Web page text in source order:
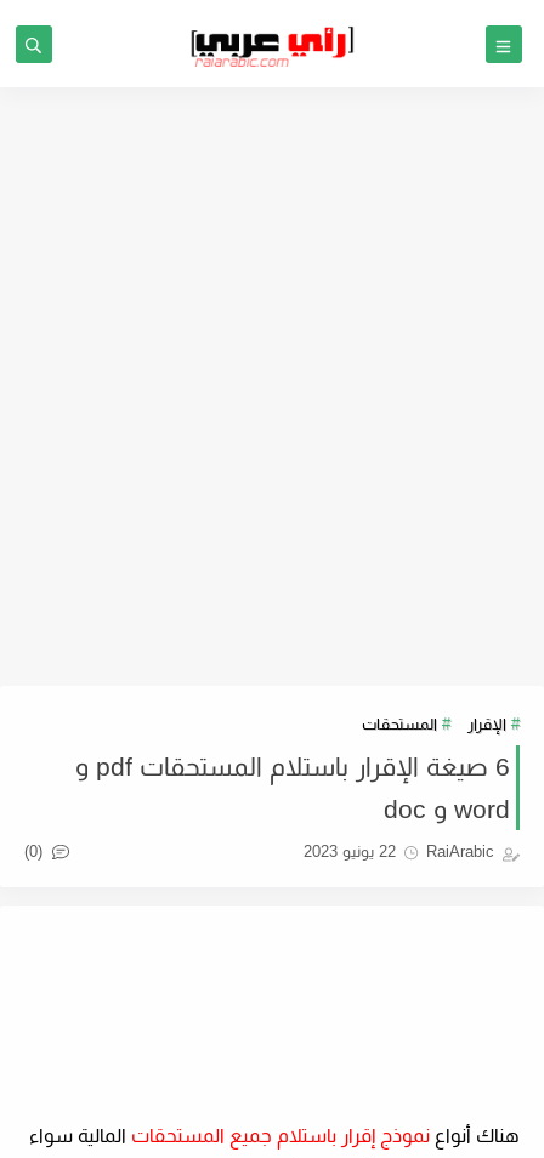
الإقرار المستحقات
6 صيغة الإقرار باستلام المستحقات pdf و
word و doc
RaiArabic 22 يونيو 2023 (0)
هناك أنواع نموذج إقرار باستلام جميع المستحقات المالية سواء